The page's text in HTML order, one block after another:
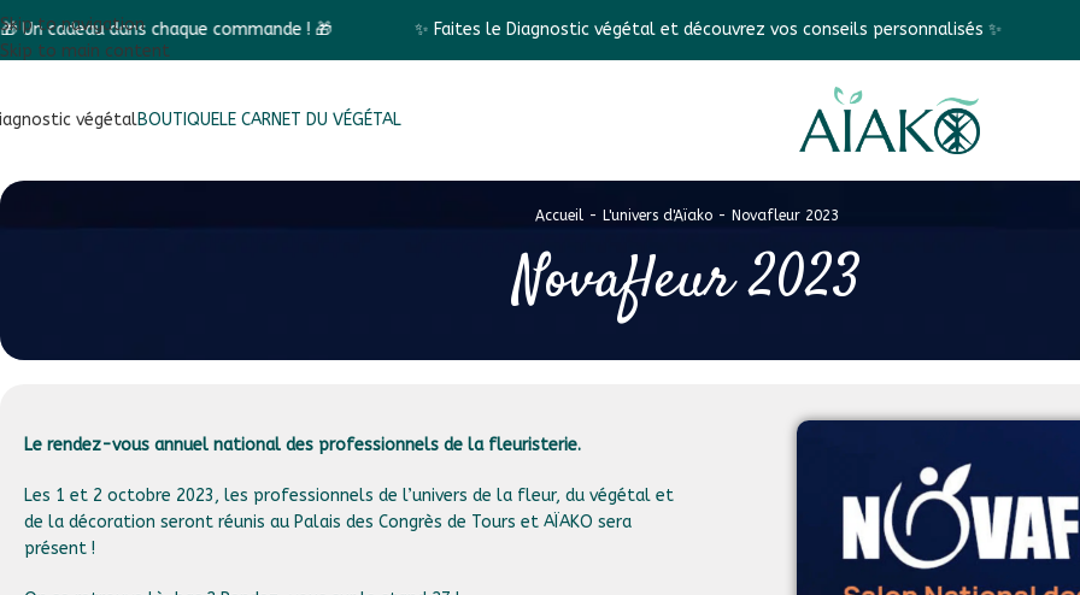
Skip to navigation
Skip to main content
chaque commande ! 🎁 ✨ Faites le Diagnostic végétal et découvrez vos conseils personnalisés ✨ Frais de port
végétalBOUTIQUELE CARNET DU VÉGÉTAL
Accueil - L'univers d'Aïako - Novafleur 2023
Novafleur 2023
Le rendez-vous annuel national des professionnels de la fleuristerie.
Les 1 et 2 octobre 2023, les professionnels de l’univers de la fleur, du végétal et
de la décoration seront réunis au Palais des Congrès de Tours et AÏAKO sera
présent !